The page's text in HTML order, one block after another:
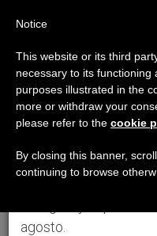
Aviso
Del 27 de julio al 7
anual, aprovechando
se generan menos
agosto.
Notice
This website or its third
necessary to its
purposes illustrated in the
more or withdraw your
please refer to the cookie
By closing this banner,
continuing to browse